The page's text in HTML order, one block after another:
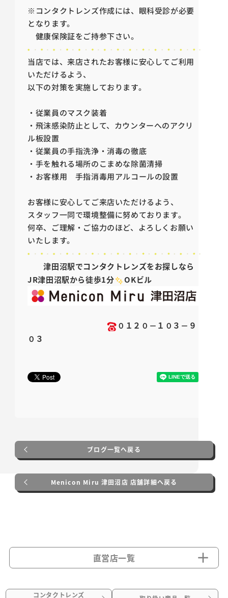
※コンタクトレンズ作成には、眼科受診が必要
となります。
健康保険証をご持参下さい。
当店では、来店されたお客様に安心してご利用
いただけるよう、
以下の対策を実施しております。
・従業員のマスク装着
・飛沫感染防止として、カウンターへのアクリ
ル板設置
・従業員の手指洗浄・消毒の徹底
・手を触れる場所のこまめな除菌清掃
・お客様用 手指消毒用アルコールの設置
お客様に安心してご来店いただけるよう、
スタッフ一同で環境整備に努めております。
何卒、ご理解・ご協力のほど、よろしくお願い
いたします。
津田沼駅でコンタクトレンズをお探しなら
JR津田沼駅から徒歩1分 OKビル
０１２０－１０３－９
０３
ブログ一覧へ戻る
Menicon Miru 津田沼店 店舗詳細へ戻る
直営店一覧
コンタクトレンズ